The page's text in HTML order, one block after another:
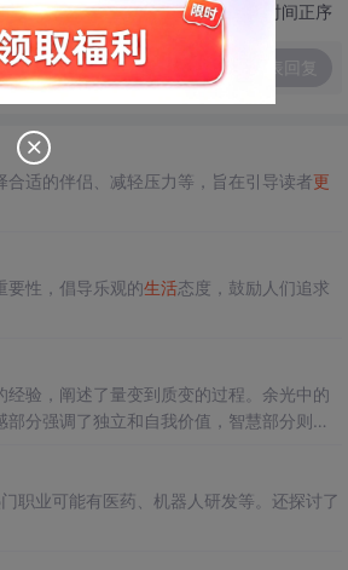
切换为时间正序
合适的伴侣、减轻压力等，旨在引导读者更
要性，倡导乐观的生活态度，鼓励人们追求
验，阐述了量变到质变的过程。余光中的
分强调了独立和自我价值，智慧部分则教
职业可能有医药、机器人研发等。还探讨了